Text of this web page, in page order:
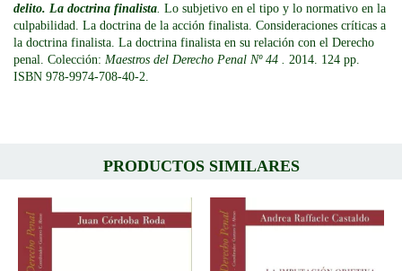
delito. La doctrina finalista Lo subjetivo en el tipo y lo normativo en la
culpabilidad. La doctrina de la acción finalista. Consideraciones críticas a
la doctrina finalista. La doctrina finalista en su relación con el Derecho
penal. Colección: Maestros del Derecho Penal Nº 44 .
2014. 124 pp.
ISBN 978-9974-708-40-2.
PRODUCTOS SIMILARES